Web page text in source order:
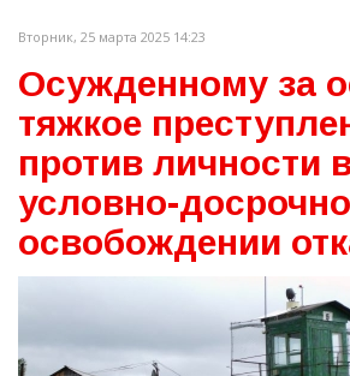
Вторник, 25 марта 2025 14:23
Осужденному за
тяжкое
против личности
условно-
освобождении